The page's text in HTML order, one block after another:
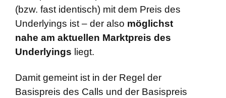
(bzw. fast identisch) mit dem Preis des
Underlyings ist – der also möglichst
nahe am aktuellen Marktpreis des
Underlyings liegt.
Damit gemeint ist in der Regel der
Basispreis des Calls und der Basispreis